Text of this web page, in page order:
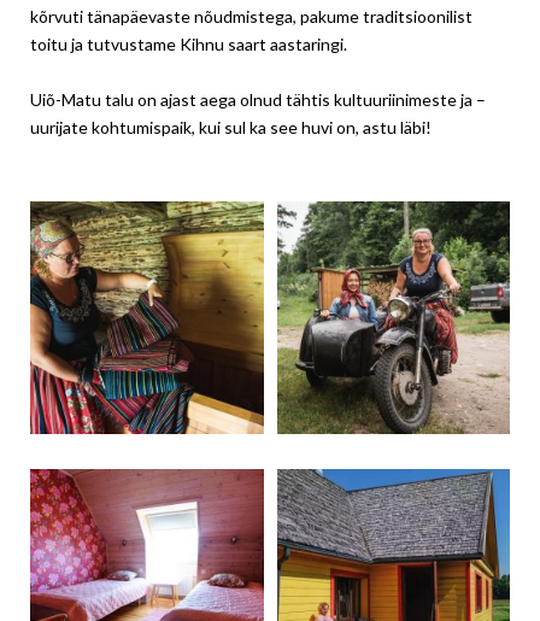
kõrvuti tänapäevaste nõudmistega, pakume traditsioonilist
toitu ja tutvustame Kihnu saart aastaringi.
Uiõ-Matu talu on ajast aega olnud tähtis kultuuriinimeste ja –
uurijate kohtumispaik, kui sul ka see huvi on, astu läbi!